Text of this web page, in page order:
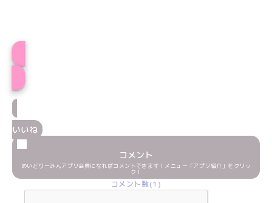
いいね
コメント
めいどりーみんアプリ会員になればコメントできます！メニュー「アプリ紹介」をクリッ
ク！
コメント数(1)